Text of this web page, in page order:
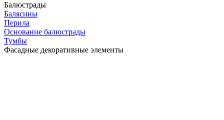
Балюстрады
Балясины
Перила
Основание балюстрады
Тумбы
Фасадные декоративные элементы